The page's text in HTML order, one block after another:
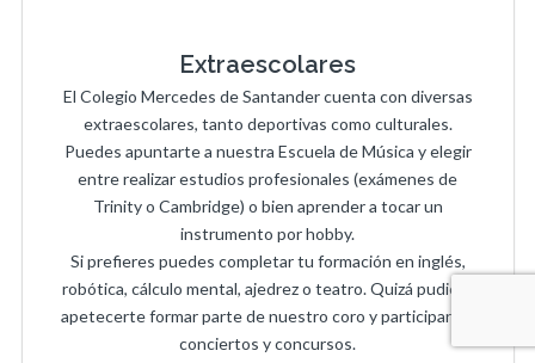
Extraescolares
El Colegio Mercedes de Santander cuenta con diversas
extraescolares, tanto deportivas como culturales.
Puedes apuntarte a nuestra Escuela de Música y elegir
entre realizar estudios profesionales (exámenes de
Trinity o Cambridge) o bien aprender a tocar un
instrumento por hobby.
Si prefieres puedes completar tu formación en inglés,
robótica, cálculo mental, ajedrez o teatro. Quizá pudiera
apetecerte formar parte de nuestro coro y participar en
conciertos y concursos.